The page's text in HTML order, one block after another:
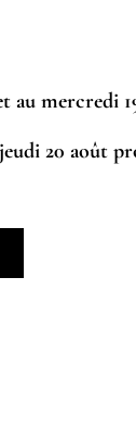
au mercredi
jeudi 20 août
équipe au
un
croyons